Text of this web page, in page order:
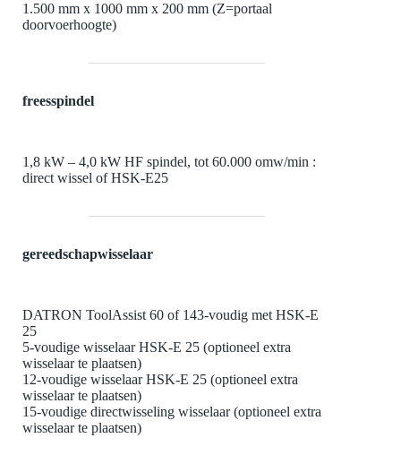
1.500 mm x 1000 mm x 200 mm (Z=portaal
doorvoerhoogte)
freesspindel
1,8 kW – 4,0 kW HF spindel, tot 60.000 omw/min :
direct wissel of HSK-E25
gereedschapwisselaar
DATRON ToolAssist 60 of 143-voudig met HSK-E
25
5-voudige wisselaar HSK-E 25 (optioneel extra
wisselaar te plaatsen)
12-voudige wisselaar HSK-E 25 (optioneel extra
wisselaar te plaatsen)
15-voudige directwisseling wisselaar (optioneel extra
wisselaar te plaatsen)